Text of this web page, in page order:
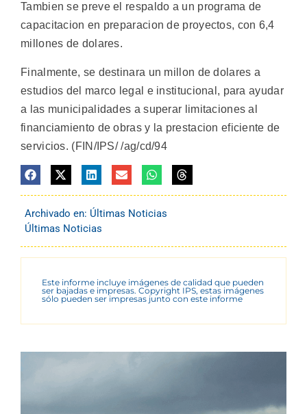
Tambien se preve el respaldo a un programa de
capacitacion en preparacion de proyectos, con 6,4
millones de dolares.
Finalmente, se destinara un millon de dolares a
estudios del marco legal e institucional, para ayudar
a las municipalidades a superar limitaciones al
financiamiento de obras y la prestacion eficiente de
servicios. (FIN/IPS/ /ag/cd/94
Archivado en: Últimas Noticias
Últimas Noticias
Este informe incluye imágenes de calidad que pueden
ser bajadas e impresas. Copyright IPS, estas imágenes
sólo pueden ser impresas junto con este informe